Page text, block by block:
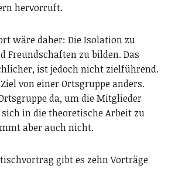
hervorruft.
wäre daher: Die Isolation zu
Freundschaften zu bilden. Das
ist jedoch nicht zielführend.
von einer Ortsgruppe anders.
da, um die Mitglieder
in die theoretische Arbeit zu
aber auch nicht.
gibt es zehn Vorträge